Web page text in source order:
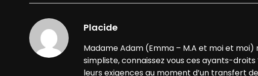
Placide
Madame Adam (Emma – M.A et moi et moi)
simpliste, connaissez vous ces ayants-
leurs exigences au moment d’un transfert